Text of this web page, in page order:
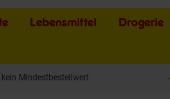
Lebensmittel Drogerie
kein Mindestbestellwert